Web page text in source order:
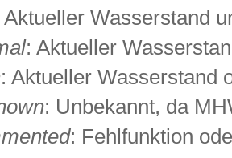
Aktueller Wasserstand
: Aktueller
: Aktueller Wasserstand
: Unbekannt, da
: Fehlfunktion